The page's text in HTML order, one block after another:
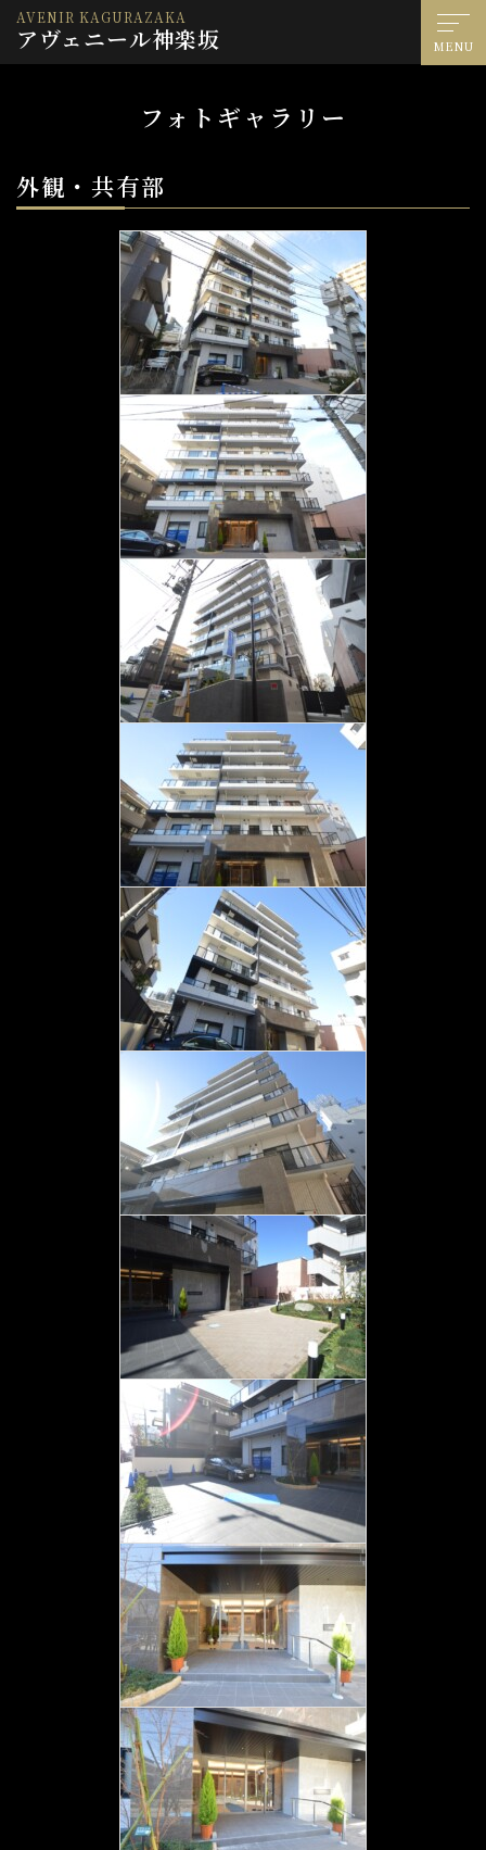
AVENIR KAGURAZAKA
アヴェニール神楽坂 MENU
フォトギャラリー
外観・共有部